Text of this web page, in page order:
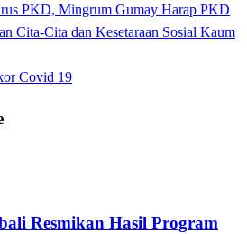
PKD, Mingrum Gumay Harap PKD
Cita-Cita dan Kesetaraan Sosial Kaum
Covid 19
Resmikan Hasil Program